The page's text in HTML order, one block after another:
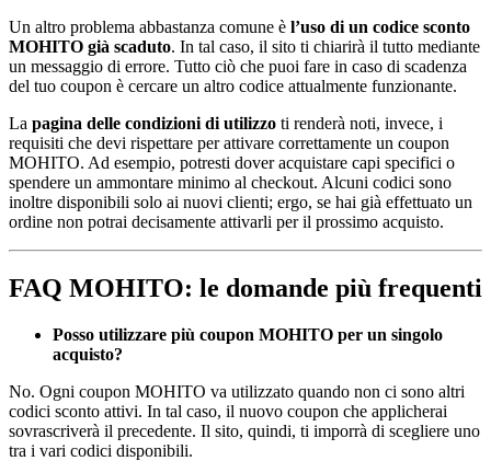
Un altro problema abbastanza comune è l’uso di un codice sconto
MOHITO già scaduto. In tal caso, il sito ti chiarirà il tutto mediante
un messaggio di errore. Tutto ciò che puoi fare in caso di scadenza
del tuo coupon è cercare un altro codice attualmente funzionante.
La pagina delle condizioni di utilizzo ti renderà noti, invece, i
requisiti che devi rispettare per attivare correttamente un coupon
MOHITO. Ad esempio, potresti dover acquistare capi specifici o
spendere un ammontare minimo al checkout. Alcuni codici sono
inoltre disponibili solo ai nuovi clienti; ergo, se hai già effettuato un
ordine non potrai decisamente attivarli per il prossimo acquisto.
FAQ MOHITO: le domande più frequenti
Posso utilizzare più coupon MOHITO per un singolo
acquisto?
No. Ogni coupon MOHITO va utilizzato quando non ci sono altri
codici sconto attivi. In tal caso, il nuovo coupon che applicherai
sovrascriverà il precedente. Il sito, quindi, ti imporrà di scegliere uno
tra i vari codici disponibili.